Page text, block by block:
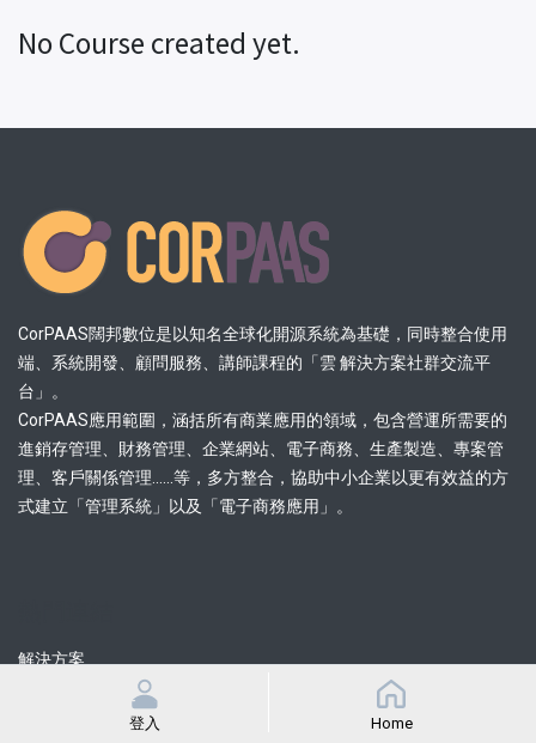
No Course created yet.
CorPAAS闊邦數位是以知名全球化開源系統為基礎，同時整合使用
端、系統開發、顧問服務、講師課程的「雲 解決方案社群交流平
台」。
CorPAAS應用範圍，涵括所有商業應用的領域，包含營運所需要的
進銷存管理、財務管理、企業網站、電子商務、生產製造、專案管
理、客戶關係管理......等，多方整合，協助中小企業以更有效益的方
式建立「管理系統」以及「電子商務應用」。
解決方案
登入 Home